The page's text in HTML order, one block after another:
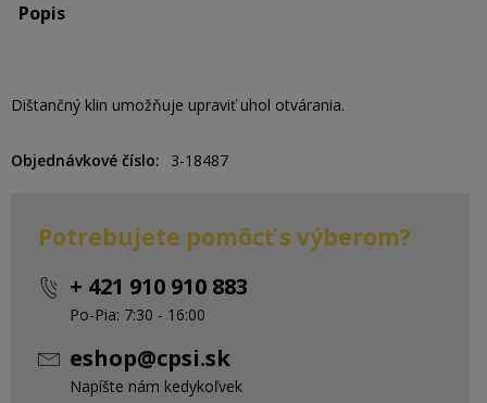
Popis
Dištančný klin umožňuje upraviť uhol otvárania.
Objednávkové číslo 3-18487
Potrebujete pomôcť s výberom?
+ 421 910 910 883
Po-Pia: 7:30 - 16:00
eshop@cpsi.sk
Napíšte nám kedykoľvek